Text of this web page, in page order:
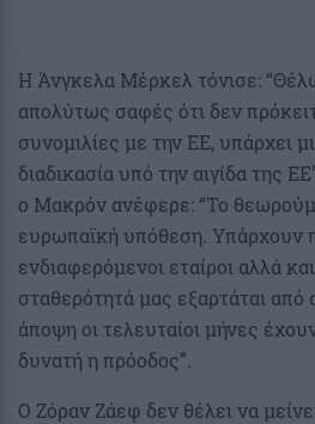
Η Άνγκελα Μέρκελ τόνισε:
απολύτως σαφές ότι δεν
συνομιλίες με την ΕΕ, υπάρχει
διαδικασία υπό την αιγίδα της
ο Μακρόν ανέφερε: “Το
ευρωπαϊκή υπόθεση. Υπάρχουν
ενδιαφερόμενοι εταίροι αλλά
σταθερότητά μας εξαρτάται από
άποψη οι τελευταίοι μήνες έχουν
δυνατή η πρόοδος”.
Ο Ζόραν Ζάεφ δεν θέλει να